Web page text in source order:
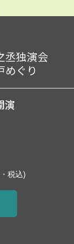
丞独演会
めぐり
演
税込)